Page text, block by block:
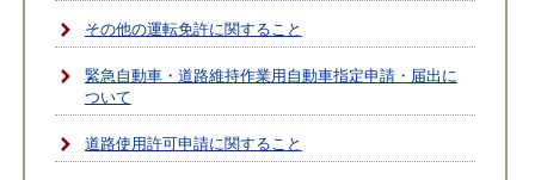
その他の運転免許に関すること
緊急自動車・道路維持作業用自動車指定申請・届出に
ついて
道路使用許可申請に関すること